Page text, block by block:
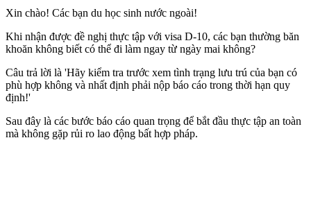
Xin chào! Các bạn du học sinh nước ngoài!
Khi nhận được đề nghị thực tập với visa D-10, các bạn thường băn
khoăn không biết có thể đi làm ngay từ ngày mai không?
Câu trả lời là 'Hãy kiểm tra trước xem tình trạng lưu trú của bạn có
phù hợp không và nhất định phải nộp báo cáo trong thời hạn quy
định!'
Sau đây là các bước báo cáo quan trọng để bắt đầu thực tập an toàn
mà không gặp rủi ro lao động bất hợp pháp.